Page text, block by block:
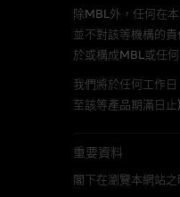
除MBL外，任何在
並不對該等機構的
於或構成MBL或任
我們將於任何工作
至該等產品期滿日止
重要資料
閣下在瀏覽本網站